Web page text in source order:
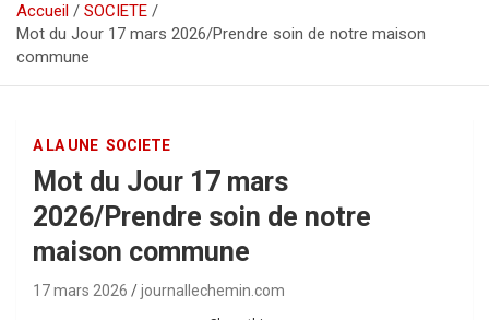
Accueil
SOCIETE
Mot du Jour 17 mars 2026/Prendre soin de notre maison
commune
A LA UNE SOCIETE
Mot du Jour 17 mars
2026/Prendre soin de notre
maison commune
17 mars 2026 journallechemin.com